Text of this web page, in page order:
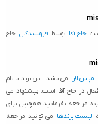
حاج آقا توسط فروشندگان حاج
میس لارا می باشد. این برند با نام
در حاج آقا است. پیشنهاد می
مراجعه بفرمایید همچنین برای
لیست برندها می توانید مراجعه